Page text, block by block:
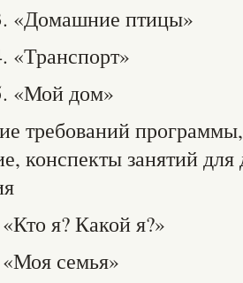
«Домашние птицы»
«Транспорт»
«Мой дом»
требований
конспекты занятий
я? Какой я?»
семья»